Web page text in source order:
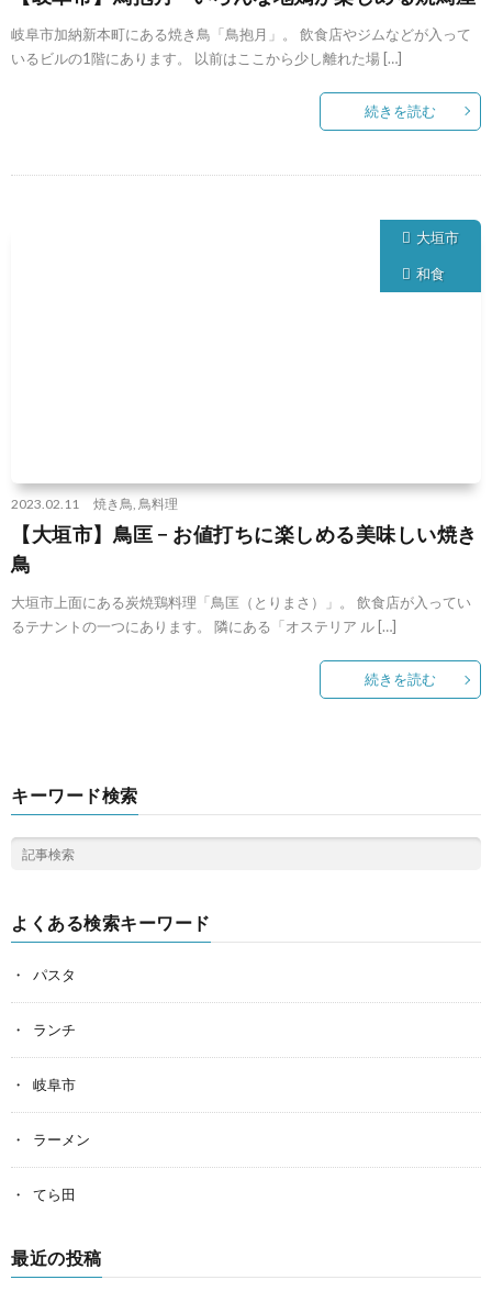
岐阜市加納新本町にある焼き鳥「鳥抱月」。 飲食店やジムなどが入って
いるビルの1階にあります。 以前はここから少し離れた場 […]
続きを読む
大垣市
和食
2023.02.11 焼き鳥, 鳥料理
【大垣市】鳥匡 − お値打ちに楽しめる美味しい焼き
鳥
大垣市上面にある炭焼鶏料理「鳥匡（とりまさ）」。 飲食店が入ってい
るテナントの一つにあります。 隣にある「オステリア ル […]
続きを読む
キーワード検索
よくある検索キーワード
パスタ
ランチ
岐阜市
ラーメン
てら田
最近の投稿